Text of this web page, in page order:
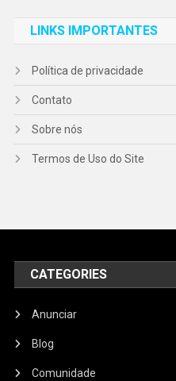
LINKS IMPORTANTES
Política de privacidade
Contato
Sobre nós
Termos de Uso do Site
CATEGORIES
Anunciar
Blog
Comunidade